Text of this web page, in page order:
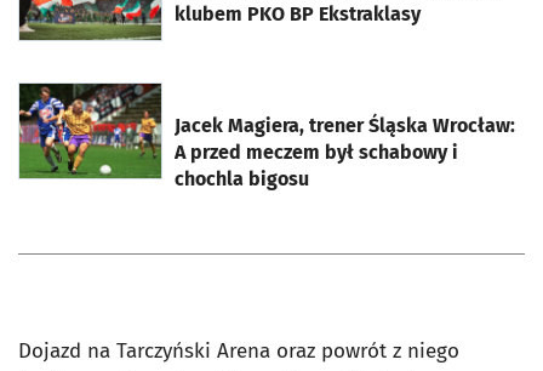
klubem PKO BP Ekstraklasy
Jacek Magiera, trener Śląska Wrocław:
A przed meczem był schabowy i
chochla bigosu
otworzy się w nowej karcie
Dojazd na Tarczyński Arena oraz powrót z niego